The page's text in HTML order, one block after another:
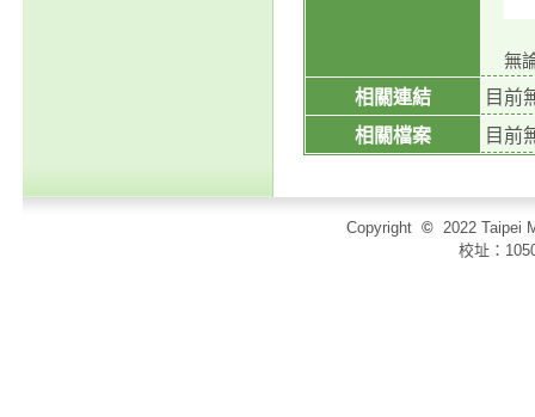
無
相關連結
目前
相關檔案
目前
Copyright © 2022 Taipei
校址：